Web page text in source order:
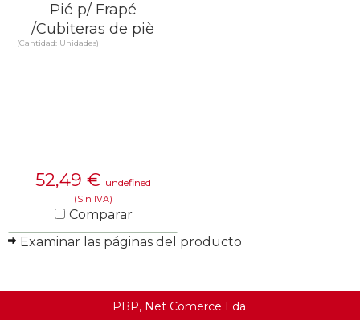
Pié p/ Frapé
/Cubiteras de piè
(Cantidad: Unidades)
52,49 € undefined
(Sin IVA)
Comparar
SABER MÁS
Examinar las páginas del producto
PBP, Net Comerce Lda.